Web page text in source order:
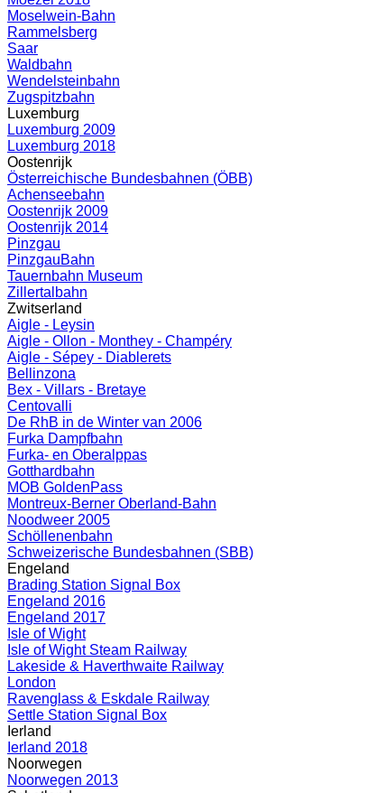
Moselwein-Bahn
Rammelsberg
Saar
Waldbahn
Wendelsteinbahn
Zugspitzbahn
Luxemburg
Luxemburg 2009
Luxemburg 2018
Oostenrijk
Österreichische Bundesbahnen (ÖBB)
Achenseebahn
Oostenrijk 2009
Oostenrijk 2014
Pinzgau
PinzgauBahn
Tauernbahn Museum
Zillertalbahn
Zwitserland
Aigle - Leysin
Aigle - Ollon - Monthey - Champéry
Aigle - Sépey - Diablerets
Bellinzona
Bex - Villars - Bretaye
Centovalli
De RhB in de Winter van 2006
Furka Dampfbahn
Furka- en Oberalppas
Gotthardbahn
MOB GoldenPass
Montreux-Berner Oberland-Bahn
Noodweer 2005
Schöllenenbahn
Schweizerische Bundesbahnen (SBB)
Engeland
Brading Station Signal Box
Engeland 2016
Engeland 2017
Isle of Wight
Isle of Wight Steam Railway
Lakeside & Haverthwaite Railway
London
Ravenglass & Eskdale Railway
Settle Station Signal Box
Ierland
Ierland 2018
Noorwegen
Noorwegen 2013